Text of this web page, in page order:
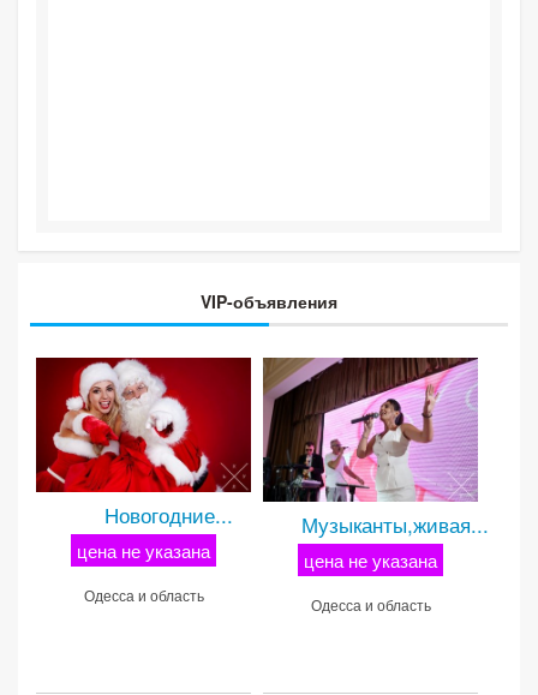
VIP-объявления
Новогодние...
цена не указана
Одесса и область
Музыканты,живая...
цена не указана
Одесса и область